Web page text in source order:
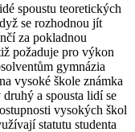
spoustu teoretických
se rozhodnou jít
za pokladnou
požaduje pro výkon
gymnázia
vysoké škole známka
a spousta lidí se
vysokých škol
statutu studenta